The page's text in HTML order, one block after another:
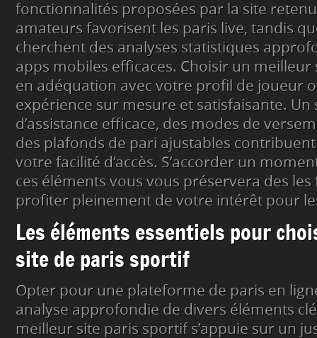
fonctionnalités proposées par la site
amateurs favorisent les paris live, tandis
cherchent des analyses statistiques
apps mobiles efficaces. Choisir un
en adéquation avec votre profil de joueur
expérience sur mesure et satisfaisante. Un
d’assistance efficace, des modes de
des plafonds de pari ajustables
votre facilité d’accès. S’accorder un
ces éléments vous vous préservera des
profiter pleinement de votre intérêt pour
Les éléments essentiels pour
site de paris sportif
Opter pour une plateforme de paris en
analyse approfondie de divers éléments
meilleur site paris sportif s’appuie sur un